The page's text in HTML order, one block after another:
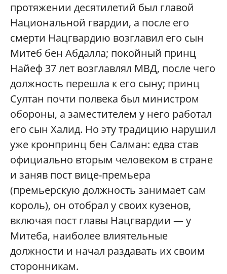
протяжении десятилетий был главой
Национальной гвардии, а после его
смерти Нацгвардию возглавил его сын
Митеб бен Абдалла; покойный принц
Найеф 37 лет возглавлял МВД, после чего
должность перешла к его сыну; принц
Султан почти полвека был министром
обороны, а заместителем у него работал
его сын Халид. Но эту традицию нарушил
уже кронпринц бен Салман: едва став
официально вторым человеком в стране
и заняв пост вице-премьера
(премьерскую должность занимает сам
король), он отобрал у своих кузенов,
включая пост главы Нацгвардии — у
Митеба, наиболее влиятельные
должности и начал раздавать их своим
сторонникам.